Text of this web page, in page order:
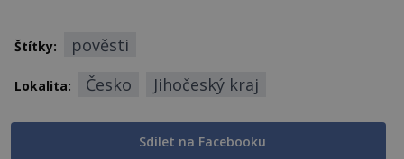
Štítky: pověsti
Lokalita: Česko Jihočeský kraj
Sdílet na Facebooku